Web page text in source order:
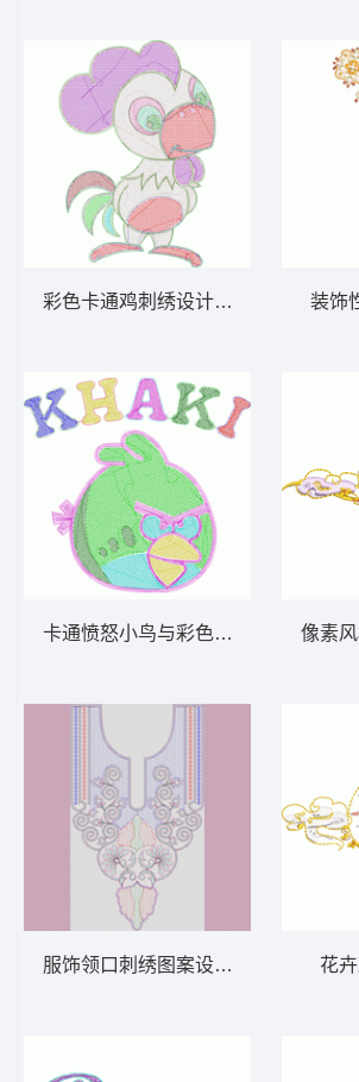
彩色卡通鸡刺绣设计图 鸡小毛巾绣
卡通愤怒小鸟与彩色字母 毛巾绣小鸟
服饰领口刺绣图案设计图 链条链目绣
装饰
像素
花